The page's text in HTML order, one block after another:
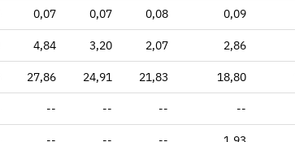
0,07 0,07 0,08 0,09
4,84 3,20 2,07 2,86
27,86 24,91 21,83 18,80
-- -- -- --